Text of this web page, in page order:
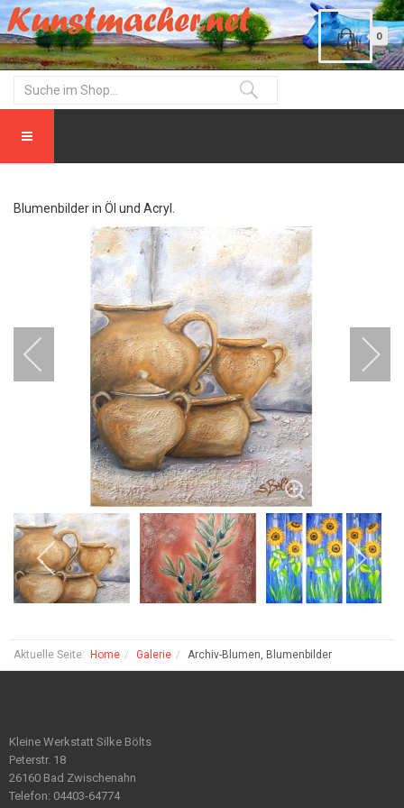
0
Blumenbilder in Öl und Acryl.
Aktuelle Seite: Home Galerie Archiv-Blumen, Blumenbilder
Kleine Werkstatt Silke Bölts
Peterstr. 18
26160 Bad Zwischenahn
Telefon: 04403-64774